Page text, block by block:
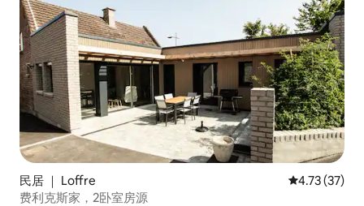
民居 ｜ Loffre 平均评分
4.73 (37)
费利克斯家，2卧室房源